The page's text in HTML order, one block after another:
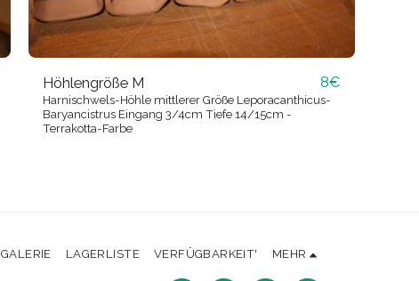
Höhlengröße M 8€
Harnischwels-Höhle mittlerer Größe Leporacanthicus-
Baryancistrus Eingang 3/4cm Tiefe 14/15cm -
Terrakotta-Farbe
GALERIE LAGERLISTE VERFÜGBARKEIT' MEHR